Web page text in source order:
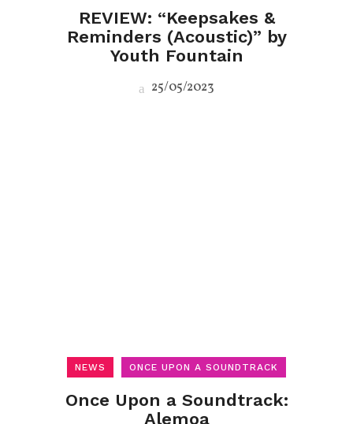
REVIEW: “Keepsakes &
Reminders (Acoustic)” by
Youth Fountain
25/05/2023
NEWS ONCE UPON A SOUNDTRACK
Once Upon a Soundtrack:
Alemoa